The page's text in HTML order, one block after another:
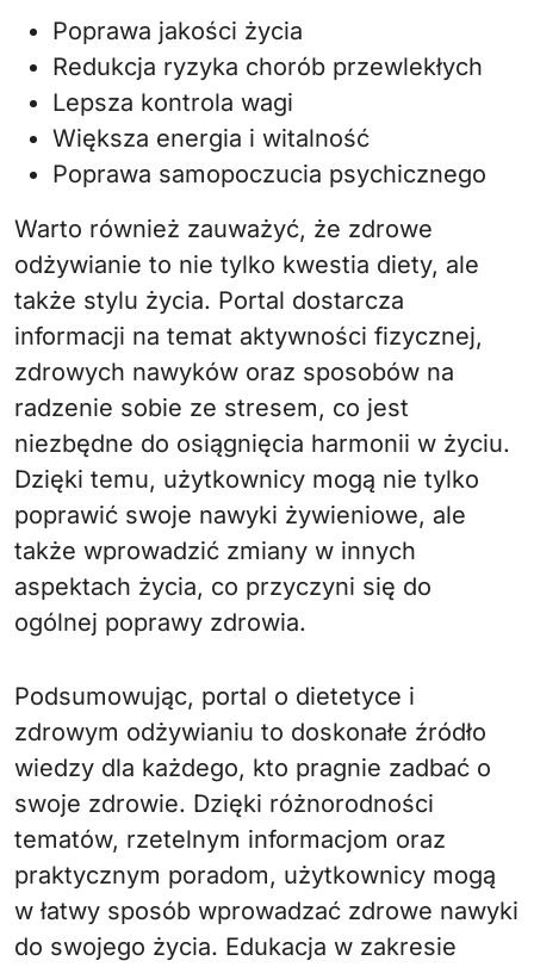
Poprawa jakości życia
Redukcja ryzyka chorób przewlekłych
Lepsza kontrola wagi
Większa energia i witalność
Poprawa samopoczucia psychicznego
Warto również zauważyć, że zdrowe
odżywianie to nie tylko kwestia diety, ale
także stylu życia. Portal dostarcza
informacji na temat aktywności fizycznej,
zdrowych nawyków oraz sposobów na
radzenie sobie ze stresem, co jest
niezbędne do osiągnięcia harmonii w życiu.
Dzięki temu, użytkownicy mogą nie tylko
poprawić swoje nawyki żywieniowe, ale
także wprowadzić zmiany w innych
aspektach życia, co przyczyni się do
ogólnej poprawy zdrowia.
Podsumowując, portal o dietetyce i
zdrowym odżywianiu to doskonałe źródło
wiedzy dla każdego, kto pragnie zadbać o
swoje zdrowie. Dzięki różnorodności
tematów, rzetelnym informacjom oraz
praktycznym poradom, użytkownicy mogą
w łatwy sposób wprowadzać zdrowe nawyki
do swojego życia. Edukacja w zakresie